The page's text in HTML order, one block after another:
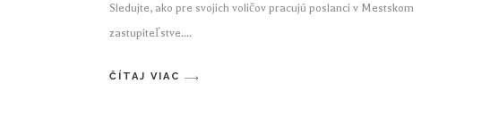
Sledujte, ako pre svojich voličov pracujú poslanci v Mestskom
zastupiteľstve.
ČÍTAJ VIAC